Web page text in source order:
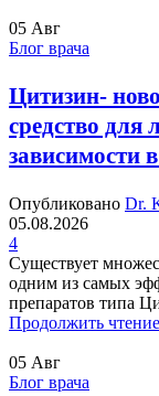
05 Авг
Блог врача
Цитизин-
средство для
зависимости
Опубликовано Dr.
05.08.2026
4
Существует
одним из самых
препаратов типа
Продолжить чтение
05 Авг
Блог врача